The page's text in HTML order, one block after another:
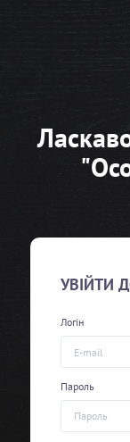
УВІЙТИ
Логін
Пароль
© 2001–2026